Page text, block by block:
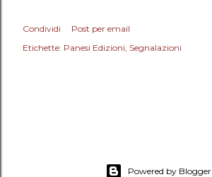
Condividi
Post per email
Etichette: Panesi Edizioni Segnalazioni
Powered by Blogger